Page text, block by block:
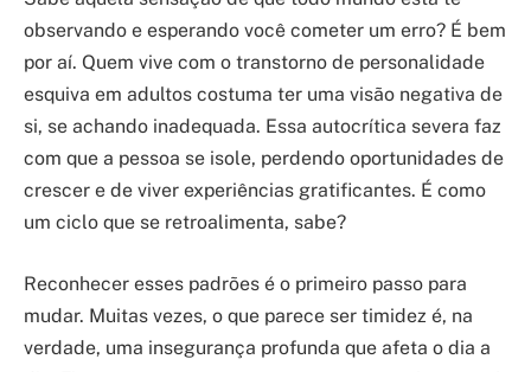
observando e esperando você cometer um erro? É bem
por aí. Quem vive com o transtorno de personalidade
esquiva em adultos costuma ter uma visão negativa de
si, se achando inadequada. Essa autocrítica severa faz
com que a pessoa se isole, perdendo oportunidades de
crescer e de viver experiências gratificantes. É como
um ciclo que se retroalimenta, sabe?
Reconhecer esses padrões é o primeiro passo para
mudar. Muitas vezes, o que parece ser timidez é, na
verdade, uma insegurança profunda que afeta o dia a